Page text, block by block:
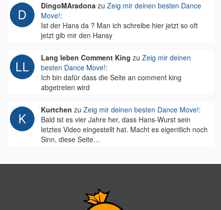
DingoMAradona zu Zeig mir deinen besten Dance
Move!:
Ist der Hans da ? Man ich schreibe hier jetzt so oft
jetzt gib mir den Hansy
Lang leben Comment King zu Zeig mir deinen
besten Dance Move!:
Ich bin dafür dass die Seite an comment king
abgetreten wird
Kurtchen zu Zeig mir deinen besten Dance Move!:
Bald ist es vier Jahre her, dass Hans-Wurst sein
letztes Video eingestellt hat. Macht es eigentlich noch
Sinn, diese Seite…